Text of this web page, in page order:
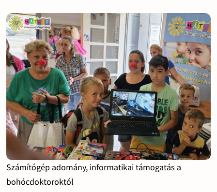
Számítógép adomány, informatikai támogatás a
bohócdoktoroktól